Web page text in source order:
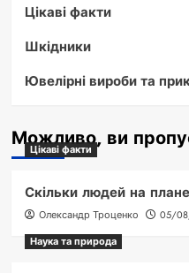
Цікаві факти
Шкідники
Ювелірні вироби та
Можливо, ви
Цікаві факти
Скільки людей на
Олександр Троценко
05/
Наука та природа